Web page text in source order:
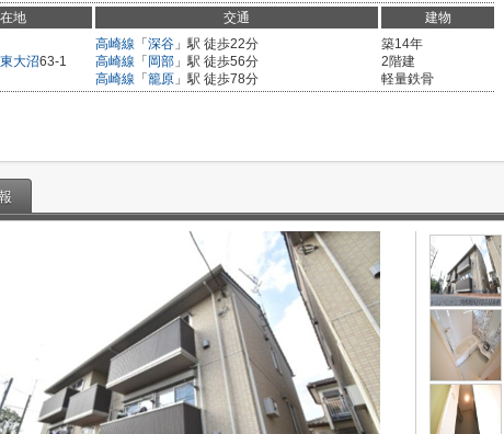
地 交通 建物
東大沼63-1
高崎線 「 深谷 」駅 徒歩22分
高崎線 「 岡部 」駅 徒歩56分
高崎線 「 籠原 」駅 徒歩78分
築14年
2階建
軽量鉄骨